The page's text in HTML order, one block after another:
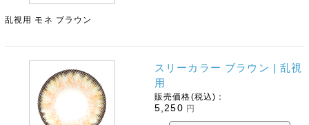
乱視用 モネ ブラウン
スリーカラー ブラウン | 乱視
用
販売価格(税込)：
5,250 円